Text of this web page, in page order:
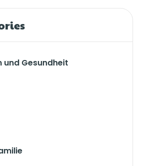
und Gesundheit